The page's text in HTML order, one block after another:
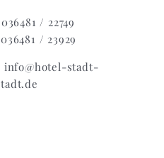
/ 22749
/ 23929
info@hotel-stadt-